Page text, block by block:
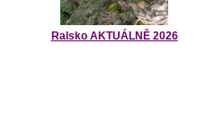
Ralsko AKTUÁLNĚ 2026